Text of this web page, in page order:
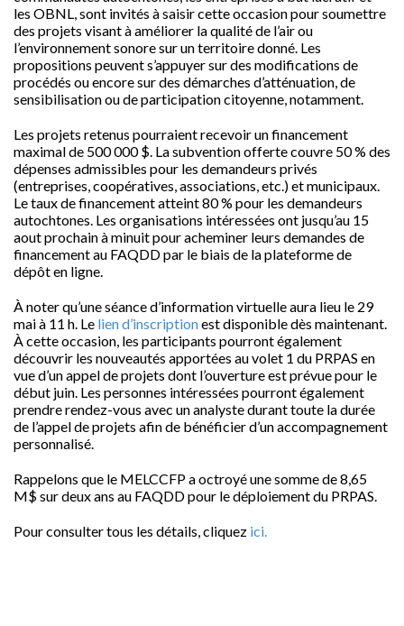
les OBNL, sont invités à saisir cette occasion pour soumettre
des projets visant à améliorer la qualité de l’air ou
l’environnement sonore sur un territoire donné. Les
propositions peuvent s’appuyer sur des modifications de
procédés ou encore sur des démarches d’atténuation, de
sensibilisation ou de participation citoyenne, notamment.
Les projets retenus pourraient recevoir un financement
maximal de 500 000 $. La subvention offerte couvre 50 % des
dépenses admissibles pour les demandeurs privés
(entreprises, coopératives, associations, etc.) et municipaux.
Le taux de financement atteint 80 % pour les demandeurs
autochtones. Les organisations intéressées ont jusqu’au 15
aout prochain à minuit pour acheminer leurs demandes de
financement au FAQDD par le biais de la plateforme de
dépôt en ligne.
À noter qu’une séance d’information virtuelle aura lieu le 29
mai à 11 h. Le lien d’inscriptionest disponible dès maintenant.
À cette occasion, les participants pourront également
découvrir les nouveautés apportées au volet 1 du PRPAS en
vue d’un appel de projets dont l’ouverture est prévue pour le
début juin. Les personnes intéressées pourront également
prendre rendez-vous avec un analyste durant toute la durée
de l’appel de projets afin de bénéficier d’un accompagnement
personnalisé.
Rappelons que le MELCCFP a octroyé une somme de 8,65
M$ sur deux ans au FAQDD pour le déploiement du PRPAS.
Pour consulter tous les détails, cliquez ici.